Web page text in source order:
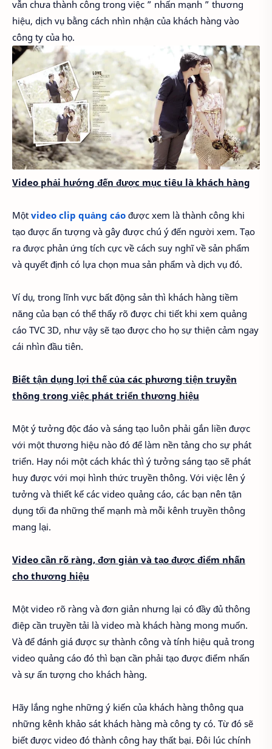
vẫn chưa thành công trong việc ” nhấn mạnh ” thương
hiệu, dịch vụ bằng cách nhìn nhận của khách hàng vào
công ty của họ.
Video phải hướng đến được mục tiêu là khách hàng
Một video clip quảng cáo được xem là thành công khi
tạo được ấn tượng và gây được chú ý đến người xem. Tạo
ra được phản ứng tích cực về cách suy nghĩ về sản phẩm
và quyết định có lựa chọn mua sản phẩm và dịch vụ đó.
Ví dụ, trong lĩnh vực bất động sản thì khách hàng tiềm
năng của bạn có thể thấy rõ được chi tiết khi xem quảng
cáo TVC 3D, như vậy sẽ tạo được cho họ sự thiện cảm ngay
cái nhìn đầu tiên.
Biết tận dụng lợi thế của các phương tiện truyền
thông trong việc phát triển thương hiệu
Một ý tưởng độc đáo và sáng tạo luôn phải gắn liền được
với một thương hiệu nào đó để làm nền tảng cho sự phát
triển. Hay nói một cách khác thì ý tưởng sáng tạo sẽ phát
huy được với mọi hình thức truyền thông. Với việc lên ý
tưởng và thiết kế các video quảng cáo, các bạn nên tận
dụng tối đa những thế mạnh mà mỗi kênh truyền thông
mang lại.
Video cần rõ ràng, đơn giản và tạo được điểm nhấn
cho thương hiệu
Một video rõ ràng và đơn giản nhưng lại có đầy đủ thông
điệp cần truyền tải là video mà khách hàng mong muốn.
Và để đánh giá được sự thành công và tính hiệu quả trong
video quảng cáo đó thì bạn cần phải tạo được điểm nhấn
và sự ấn tượng cho khách hàng.
Hãy lắng nghe những ý kiến của khách hàng thông qua
những kênh khảo sát khách hàng mà công ty có. Từ đó sẽ
biết được video đó thành công hay thất bại. Đôi lúc chính